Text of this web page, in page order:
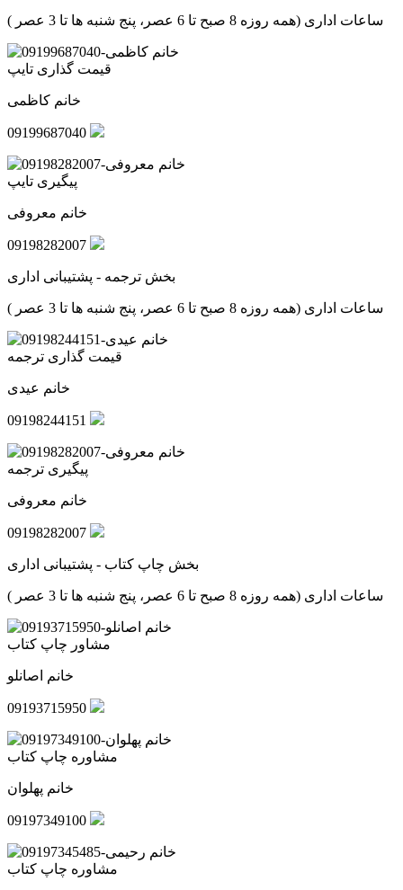
ساعات اداری (همه روزه 8 صبح تا 6 عصر، پنج شنبه ها تا 3 عصر )
قیمت گذاری تایپ
خانم کاظمی
09199687040
پیگیری تایپ
خانم معروفی
09198282007
بخش ترجمه - پشتیبانی اداری
ساعات اداری (همه روزه 8 صبح تا 6 عصر، پنج شنبه ها تا 3 عصر )
قیمت گذاری ترجمه
خانم عیدی
09198244151
پیگیری ترجمه
خانم معروفی
09198282007
بخش چاپ کتاب - پشتیبانی اداری
ساعات اداری (همه روزه 8 صبح تا 6 عصر، پنج شنبه ها تا 3 عصر )
مشاور چاپ کتاب
خانم اصانلو
09193715950
مشاوره چاپ کتاب
خانم پهلوان
09197349100
مشاوره چاپ کتاب